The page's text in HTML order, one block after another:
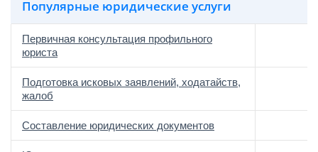
Популярные юридические услуги
Первичная консультация профильного
юриста
Подготовка исковых заявлений, ходатайств,
жалоб
Составление юридических документов